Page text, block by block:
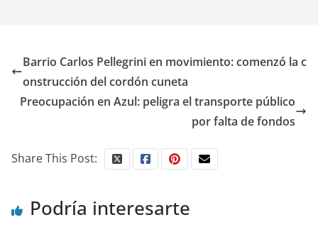
Barrio Carlos Pellegrini en movimiento: comenzó la c
onstrucción del cordón cuneta
Preocupación en Azul: peligra el transporte público
por falta de fondos
Share This Post:
Podría interesarte